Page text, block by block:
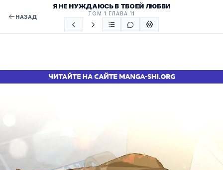
НАЗАД
Я НЕ НУЖДАЮСЬ В ТВОЕЙ ЛЮБВИ
ТОМ 1 ГЛАВА 11